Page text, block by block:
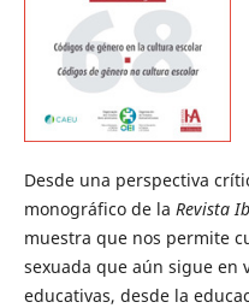
Desde una perspectiva
monográfico de la Revista
muestra que nos permite
sexuada que aún sigue en
educativas, desde la